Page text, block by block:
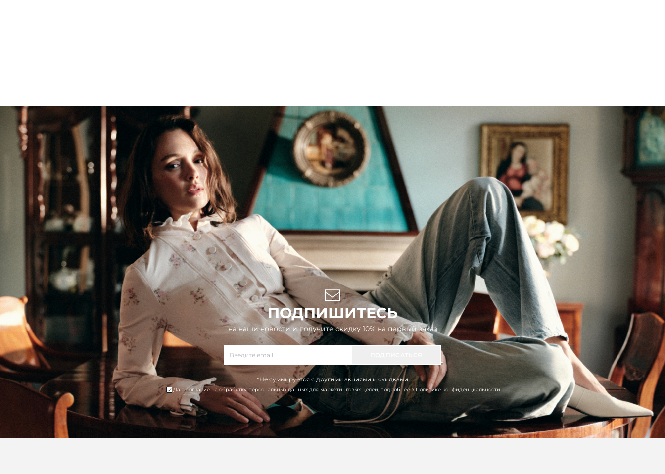
ПОДПИШИТЕСЬ
на наши новости и получите скидку 10% на первый заказ
*Не суммируется с другими акциями и скидками
Даю согласие на обработкуперсональных данных для маркетинговых целей, подробнее вПолитике конфиденциальности